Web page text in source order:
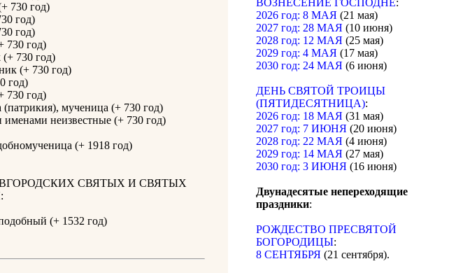
730 год)
год)
год)
730 год)
730 год)
(+ 730 год)
год)
730 год)
мученица (+ 730 год)
неизвестные (+ 730 год)
(+ 1918 год)
СВЯТЫХ И СВЯТЫХ
(+ 1532 год)
ВОЗНЕСЕНИЕ ГОСПОДНЕ:
2026 год: 8 МАЯ (21 мая)
2027 год: 28 МАЯ (10 июня)
2028 год: 12 МАЯ (25 мая)
2029 год: 4 МАЯ (17 мая)
2030 год: 24 МАЯ (6 июня)
ДЕНЬ СВЯТОЙ ТРОИЦЫ
(ПЯТИДЕСЯТНИЦА):
2026 год: 18 МАЯ (31 мая)
2027 год: 7 ИЮНЯ (20 июня)
2028 год: 22 МАЯ (4 июня)
2029 год: 14 МАЯ (27 мая)
2030 год: 3 ИЮНЯ (16 июня)
Двунадесятые непереходящие
праздники:
РОЖДЕСТВО ПРЕСВЯТОЙ
БОГОРОДИЦЫ:
8 СЕНТЯБРЯ (21 сентября).